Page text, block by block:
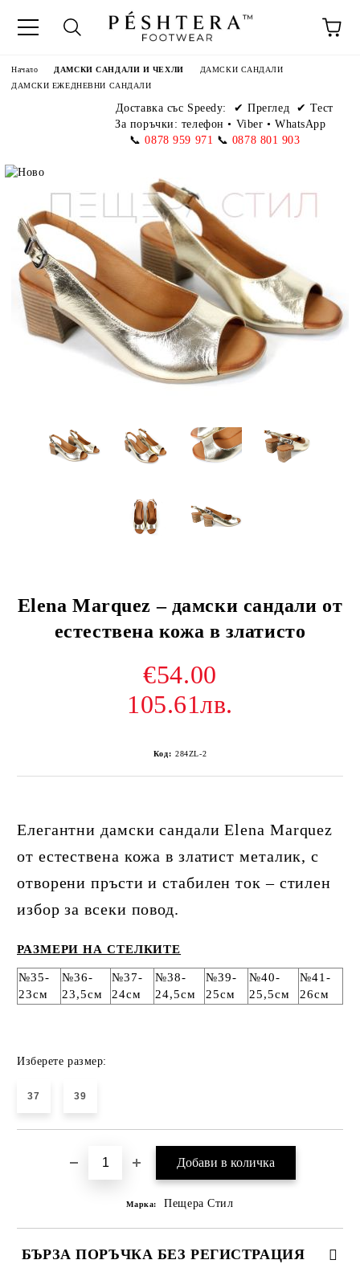
Начало ДАМСКИ САНДАЛИ И ЧЕХЛИ
ДАМСКИ САНДАЛИ
ДАМСКИ ЕЖЕДНЕВНИ САНДАЛИ
Доставка със Speedy:
✔ Преглед ✔ Тест
За поръчки: телефон• Viber • WhatsApp
📞 0878 959 971 📞 0878 801 903
Elena Marquez – дамски сандали от
естествена кожа в златисто
€54.00
105.61лв.
Код: 284ZL-2
Елегантни дамски сандали Elena Marquez
от естествена кожа в златист металик, с
отворени пръсти и стабилен ток – стилен
избор за всеки повод.
РАЗМЕРИ НА СТЕЛКИТЕ
№35-
23см
№36-
23,5см
№37-
24см
№38-
24,5см
№39-
25см
№40-
25,5см
№41-
26см
Изберете размер:
37 39
Марка: Пещера Стил
БЪРЗА ПОРЪЧКА БЕЗ РЕГИСТРАЦИЯ